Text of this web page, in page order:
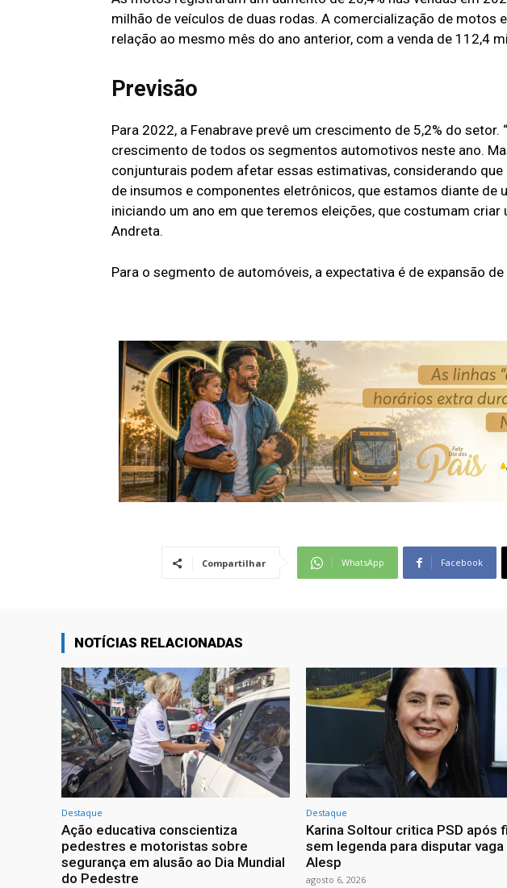
milhão de veículos de duas rodas. A comercialização de motos
relação ao mesmo mês do ano anterior, com a venda de 112,4
Previsão
Para 2022, a Fenabrave prevê um crescimento de 5,2% do
crescimento de todos os segmentos automotivos neste ano.
conjunturais podem afetar essas estimativas, considerando
de insumos e componentes eletrônicos, que estamos diante de
iniciando um ano em que teremos eleições, que costumam criar
Andreta.
Para o segmento de automóveis, a expectativa é de expansão de
Compartilhar WhatsApp Facebook
NOTÍCIAS RELACIONADAS
Destaque
Ação educativa conscientiza
pedestres e motoristas sobre
segurança em alusão ao Dia Mundial
do Pedestre
Destaque
Karina Soltour critica PSD após
sem legenda para disputar vaga
Alesp
agosto 6, 2026